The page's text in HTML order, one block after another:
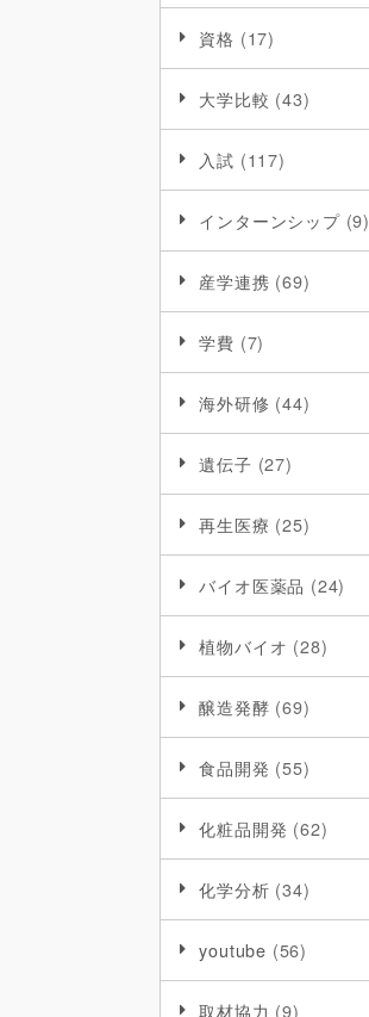
資格 (17)
大学比較 (43)
入試 (117)
インターンシップ(9)
産学連携 (69)
学費 (7)
海外研修 (44)
遺伝子 (27)
再生医療 (25)
バイオ医薬品 (24)
植物バイオ (28)
醸造発酵 (69)
食品開発 (55)
化粧品開発 (62)
化学分析 (34)
youtube (56)
取材協力 (9)